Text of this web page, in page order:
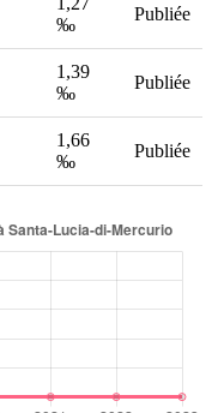
‰
Publiée
1,39
‰
Publiée
1,66
‰
Publiée